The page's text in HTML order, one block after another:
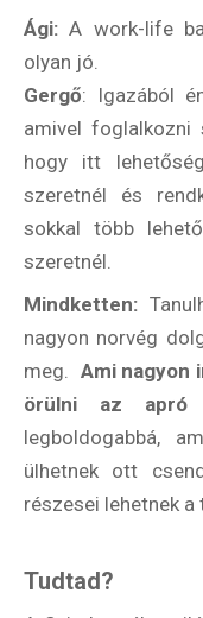
Ági: A work-life
olyan jó.
Gergő: Igazából
amivel foglalkozni
hogy itt
szeretnél és
sokkal több
szeretnél.
Mindketten:
nagyon norvég
meg. Ami nagyon
örülni az apró
legboldogabbá,
ülhetnek ott
részesei lehetnek a
Tudtad?